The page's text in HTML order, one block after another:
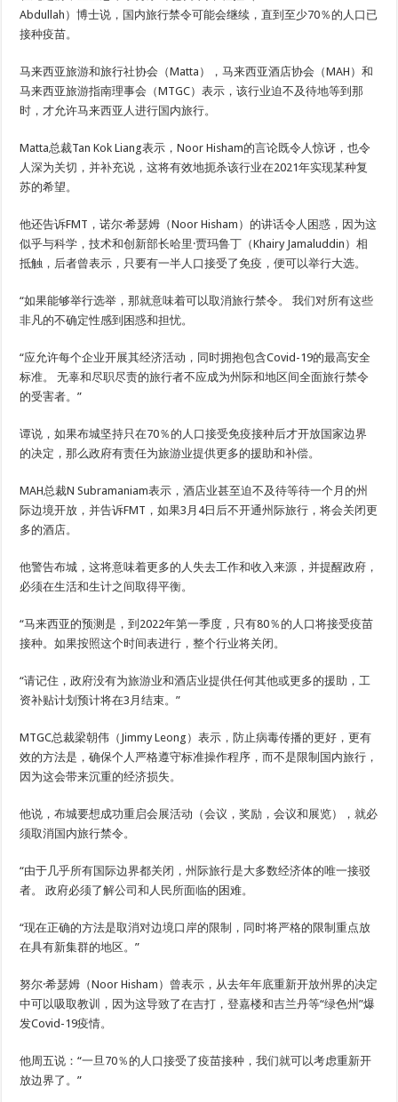
Abdullah）博士说，国内旅行禁令可能会继续，直到至少70％的人口已
接种疫苗。
马来西亚旅游和旅行社协会（Matta），马来西亚酒店协会（MAH）和
马来西亚旅游指南理事会（MTGC）表示，该行业迫不及待地等到那
时，才允许马来西亚人进行国内旅行。
Matta总裁Tan Kok Liang表示，Noor Hisham的言论既令人惊讶，也令
人深为关切，并补充说，这将有效地扼杀该行业在2021年实现某种复
苏的希望。
他还告诉FMT，诺尔·希瑟姆（Noor Hisham）的讲话令人困惑，因为这
似乎与科学，技术和创新部长哈里·贾玛鲁丁（Khairy Jamaluddin）相
抵触，后者曾表示，只要有一半人口接受了免疫，便可以举行大选。
“如果能够举行选举，那就意味着可以取消旅行禁令。 我们对所有这些
非凡的不确定性感到困惑和担忧。
“应允许每个企业开展其经济活动，同时拥抱包含Covid-19的最高安全
标准。 无辜和尽职尽责的旅行者不应成为州际和地区间全面旅行禁令
的受害者。”
谭说，如果布城坚持只在70％的人口接受免疫接种后才开放国家边界
的决定，那么政府有责任为旅游业提供更多的援助和补偿。
MAH总裁N Subramaniam表示，酒店业甚至迫不及待等待一个月的州
际边境开放，并告诉FMT，如果3月4日后不开通州际旅行，将会关闭更
多的酒店。
他警告布城，这将意味着更多的人失去工作和收入来源，并提醒政府，
必须在生活和生计之间取得平衡。
“马来西亚的预测是，到2022年第一季度，只有80％的人口将接受疫苗
接种。如果按照这个时间表进行，整个行业将关闭。
“请记住，政府没有为旅游业和酒店业提供任何其他或更多的援助，工
资补贴计划预计将在3月结束。”
MTGC总裁梁朝伟（Jimmy Leong）表示，防止病毒传播的更好，更有
效的方法是，确保个人严格遵守标准操作程序，而不是限制国内旅行，
因为这会带来沉重的经济损失。
他说，布城要想成功重启会展活动（会议，奖励，会议和展览），就必
须取消国内旅行禁令。
“由于几乎所有国际边界都关闭，州际旅行是大多数经济体的唯一接驳
者。 政府必须了解公司和人民所面临的困难。
“现在正确的方法是取消对边境口岸的限制，同时将严格的限制重点放
在具有新集群的地区。”
努尔·希瑟姆（Noor Hisham）曾表示，从去年年底重新开放州界的决定
中可以吸取教训，因为这导致了在吉打，登嘉楼和吉兰丹等“绿色州”爆
发Covid-19疫情。
他周五说：“一旦70％的人口接受了疫苗接种，我们就可以考虑重新开
放边界了。”